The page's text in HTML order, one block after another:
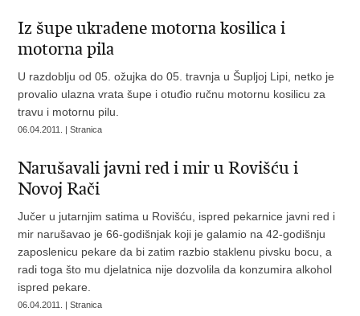
Iz šupe ukradene motorna kosilica i
motorna pila
U razdoblju od 05. ožujka do 05. travnja u Šupljoj Lipi, netko je
provalio ulazna vrata šupe i otuđio ručnu motornu kosilicu za
travu i motornu pilu.
06.04.2011. | Stranica
Narušavali javni red i mir u Rovišću i
Novoj Rači
Jučer u jutarnjim satima u Rovišću, ispred pekarnice javni red i
mir narušavao je 66-godišnjak koji je galamio na 42-godišnju
zaposlenicu pekare da bi zatim razbio staklenu pivsku bocu, a
radi toga što mu djelatnica nije dozvolila da konzumira alkohol
ispred pekare.
06.04.2011. | Stranica